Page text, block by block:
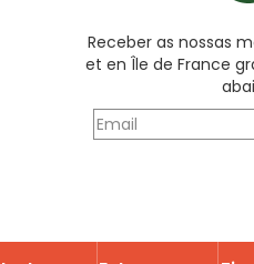
Receber as nossas
et en Île de France